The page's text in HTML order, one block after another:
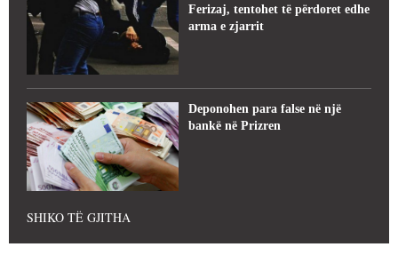
Ferizaj, tentohet të përdoret edhe
arma e zjarrit
Deponohen para false në një
bankë në Prizren
SHIKO TË GJITHA